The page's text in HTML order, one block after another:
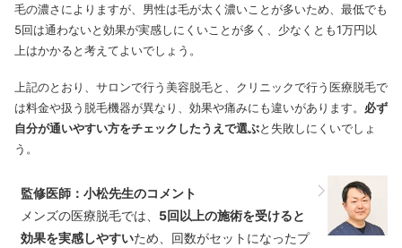
毛の濃さによりますが、男性は毛が太く濃いことが多いため、最低でも
5回は通わないと効果が実感しにくいことが多く、少なくとも1万円以
上はかかると考えてよいでしょう。
上記のとおり、サロンで行う美容脱毛と、クリニックで行う医療脱毛で
は料金や扱う脱毛機器が異なり、効果や痛みにも違いがあります。 必ず
自分が通いやすい方をチェックしたうえで選ぶと失敗しにくいでしょ
う。
監修医師：小松先生のコメント
メンズの医療脱毛では、 5回以上の施術を受けると
効果を実感しやすいため、回数がセットになったプ